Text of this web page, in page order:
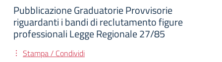
Pubblicazione Graduatorie Provvisorie
riguardanti i bandi di reclutamento figure
professionali Legge Regionale 27/85
Stampa / Condividi